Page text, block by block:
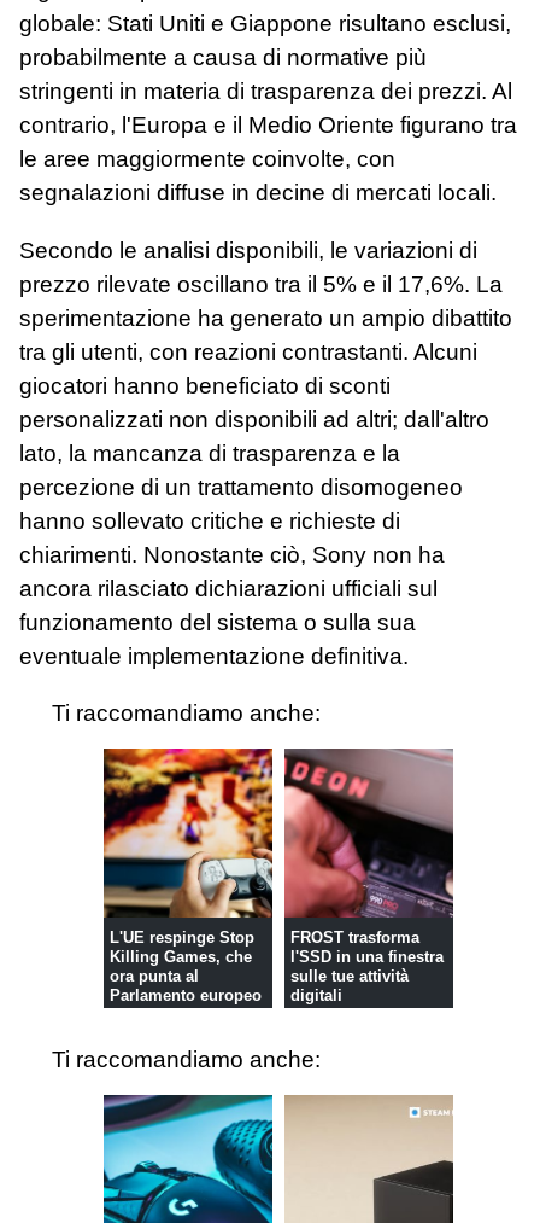
globale: Stati Uniti e Giappone risultano esclusi,
probabilmente a causa di normative più
stringenti in materia di trasparenza dei prezzi. Al
contrario, l'Europa e il Medio Oriente figurano tra
le aree maggiormente coinvolte, con
segnalazioni diffuse in decine di mercati locali.
Secondo le analisi disponibili, le variazioni di
prezzo rilevate oscillano tra il 5% e il 17,6%. La
sperimentazione ha generato un ampio dibattito
tra gli utenti, con reazioni contrastanti. Alcuni
giocatori hanno beneficiato di sconti
personalizzati non disponibili ad altri; dall'altro
lato, la mancanza di trasparenza e la
percezione di un trattamento disomogeneo
hanno sollevato critiche e richieste di
chiarimenti. Nonostante ciò, Sony non ha
ancora rilasciato dichiarazioni ufficiali sul
funzionamento del sistema o sulla sua
eventuale implementazione definitiva.
Ti raccomandiamo anche:
L'UE respinge Stop
Killing Games, che
ora punta al
Parlamento europeo
FROST trasforma
l'SSD in una finestra
sulle tue attività
digitali
Ti raccomandiamo anche: